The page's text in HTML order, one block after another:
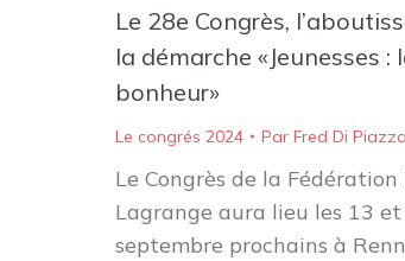
Le 28e Congrès,
la démarche «Jeunesses :
bonheur»
Le congrés 2024 Par Fred Di Piazza
Le Congrès de la Fédération
Lagrange aura lieu les 13
septembre prochains à